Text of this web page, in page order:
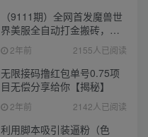
（9111期）全网首发魔兽世
界美服全自动打金搬砖，日
入1000+，简单好操作，保
姆级教学
2年前 2155人已阅读
无限接码撸红包单号0.75项
目无偿分享给你【揭秘】
2年前 2142人已阅读
利用脚本吸引装逼粉（色